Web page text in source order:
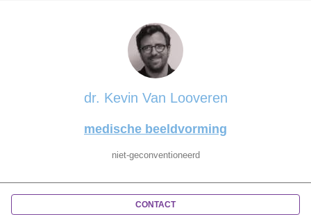
dr. Kevin Van Looveren
medische beeldvorming
niet-geconventioneerd
CONTACT